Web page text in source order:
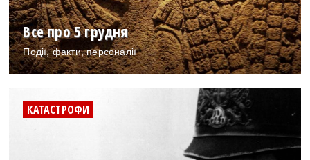
Все про 5 грудня
Події, факти, персоналії
КАТАСТРОФИ